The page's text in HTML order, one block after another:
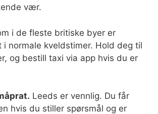
vær.
i de fleste britiske byer er
i normale kveldstimer. Hold deg til
og bestill taxi via app hvis du er
Leeds er vennlig. Du får
hvis du stiller spørsmål og er